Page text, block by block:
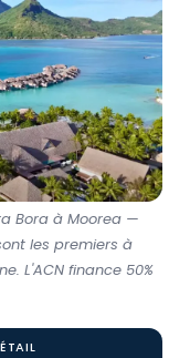
Bora à Moorea —
les premiers à
L'ACN finance 50%